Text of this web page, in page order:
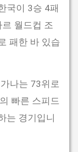
국이 3승 4패
월드컵 조
패한 바 있습
나는 73위로
빠른 스피드
는 경기입니